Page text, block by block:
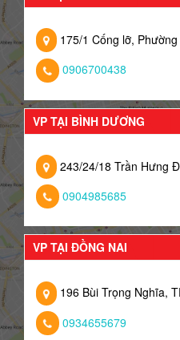
175/1 Cống lỡ,
0906700438
VP TẠI BÌNH DƯƠNG
243/24/18 Trần Hưng
0904985685
VP TẠI ĐỒNG NAI
196 Bùi Trọng Nghĩa,
0934655679